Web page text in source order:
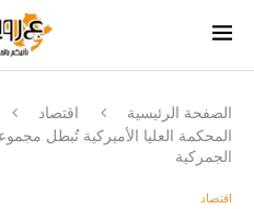
الصفحة الرئيسية
اقتصاد
المحكمة العليا الأميركية تُبطل
الجمركية
اقتصاد